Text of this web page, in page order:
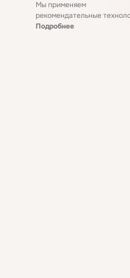
Мы применяем
рекомендательные
Подробнее